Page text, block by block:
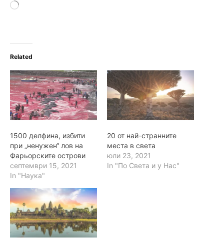
L
i
n
…
Related
1500 делфина, избити
при „ненужен“ лов на
Фарьорските острови
септември 15, 2021
In "Наука"
20 от най-странните
места в света
юли 23, 2021
In "По Света и у Нас"